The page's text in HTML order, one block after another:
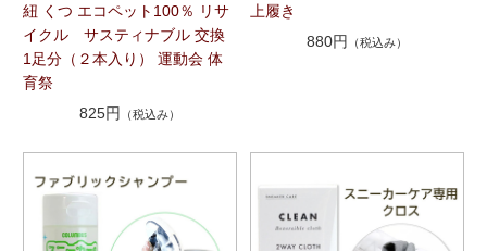
紐 くつ エコペット100％ リサ
イクル サスティナブル 交換
1足分（２本入り） 運動会 体
育祭
825円
（税込み）
上履き
880円
（税込み）